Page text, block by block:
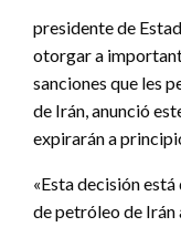
presidente de
otorgar a
sanciones que les
de Irán, anunció
expirarán a
«Esta decisión
de petróleo de Irán